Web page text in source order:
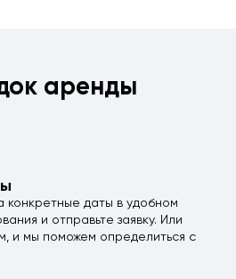
аренды
конкретные даты в удобном
и отправьте заявку. Или
и мы поможем определиться с